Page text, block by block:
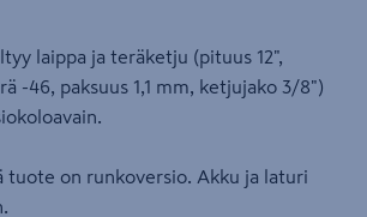
laippa ja teräketju (pituus 12",
-46, paksuus 1,1 mm, ketjujako 3/8")
tuote on runkoversio. Akku ja laturi